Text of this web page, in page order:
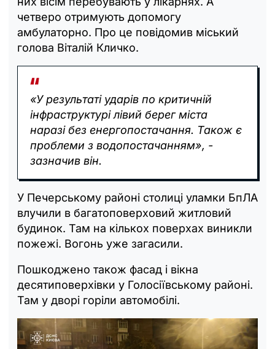
четверо отримують допомогу
амбулаторно. Про це повідомив міський
голова Віталій Кличко.
«У результаті ударів по критичній
інфраструктурі лівий берег міста
наразі без енергопостачання. Також є
проблеми з водопостачанням», -
зазначив він.
У Печерському районі столиці уламки БпЛА
влучили в багатоповерховий житловий
будинок. Там на кількох поверхах виникли
пожежі. Вогонь уже загасили.
Пошкоджено також фасад і вікна
десятиповерхівки у Голосіївському районі.
Там у дворі горіли автомобілі.